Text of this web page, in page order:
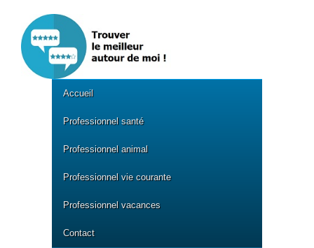
Accueil
Professionnel santé
Professionnel animal
Professionnel vie courante
Professionnel vacances
Contact